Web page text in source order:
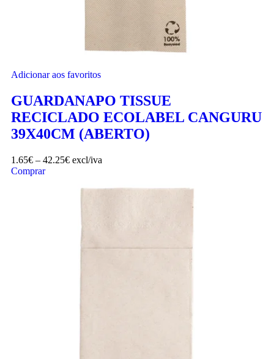
Adicionar aos favoritos
GUARDANAPO TISSUE
RECICLADO ECOLABEL CANGURU
39X40CM (ABERTO)
1.65€ – 42.25€ excl/iva
Comprar